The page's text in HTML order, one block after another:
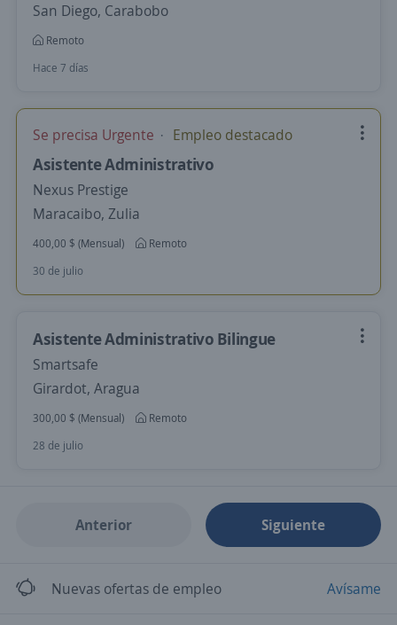
San Diego, Carabobo
Remoto
Hace 7 días
Se precisa Urgente Empleo destacado
Asistente Administrativo
Nexus Prestige
Maracaibo, Zulia
400,00 $ (Mensual)
Remoto
30 de julio
Asistente Administrativo Bilingue
Smartsafe
Girardot, Aragua
300,00 $ (Mensual)
Remoto
28 de julio
Anterior Siguiente
Nuevas ofertas de empleo Avísame